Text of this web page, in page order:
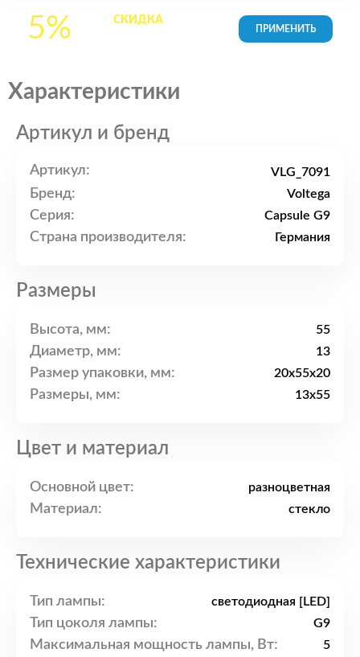
5% СКИДКАна все
Характеристики
Артикул и бренд
Артикул: VLG_7091
Бренд: Voltega
Серия: Capsule G9
Страна производителя: Германия
Размеры
Высота, мм: 55
Диаметр, мм: 13
Размер упаковки, мм: 20x55x20
Размеры, мм: 13x55
Цвет и материал
Основной цвет: разноцветная
Материал: стекло
Технические характеристики
Тип лампы: светодиодная [LED]
Тип цоколя лампы: G9
Максимальная мощность лампы, Вт: 5